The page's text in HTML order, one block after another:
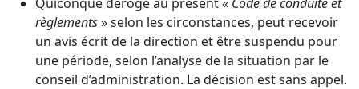
règlements» selon les circonstances, peut recevoir
un avis écrit de la direction et être suspendu pour
une période, selon l’analyse de la situation par le
conseil d’administration. La décision est sans appel.